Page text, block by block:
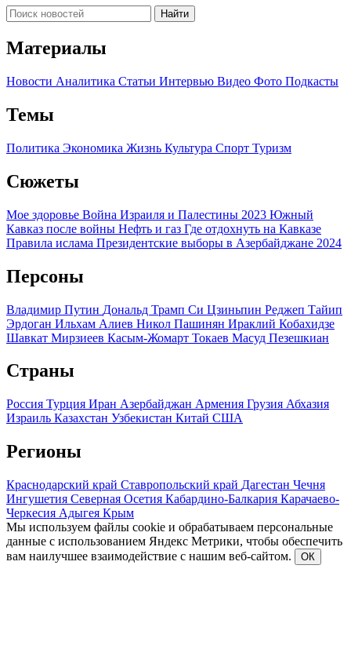
Найти
Материалы
Новости Аналитика Статьи Интервью Видео Фото Подкасты
Темы
Политика Экономика Жизнь Культура Спорт Туризм
Сюжеты
Мое здоровье Война Израиля и Палестины 2023 Южный
Кавказ после войны Нефть и газ Где отдохнуть на Кавказе
Правила ислама Президентские выборы в Азербайджане 2024
Персоны
Владимир Путин Дональд Трамп Си Цзиньпин Реджеп Тайип
Эрдоган Ильхам Алиев Никол Пашинян Ираклий Кобахидзе
Шавкат Мирзиеев Касым-Жомарт Токаев Масуд Пезешкиан
Страны
Россия Турция Иран Азербайджан Армения Грузия Абхазия
Израиль Казахстан Узбекистан Китай США
Регионы
Краснодарский край Ставропольский край Дагестан Чечня
Ингушетия Северная Осетия Кабардино-Балкария Карачаево-
Черкесия Адыгея Крым
Мы используем файлы cookie и обрабатываем персональные
данные с использованием Яндекс Метрики, чтобы обеспечить
вам наилучшее взаимодействие с нашим веб-сайтом.
ОК